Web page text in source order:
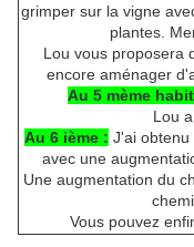
grimper sur la vigne
plantes.
Lou vous proposera
encore aménager
Au 5 mème
Lou
Au 6 ième : J'ai
avec une
Une augmentation du
Vous pouvez